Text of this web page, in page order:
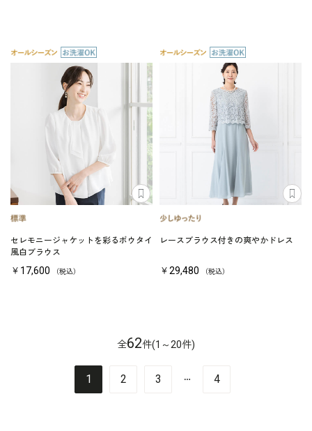
セレモニージャケットを彩るボウタイ
風白ブラウス
￥17,600 （税込）
レースブラウス付きの爽やかドレス
￥29,480 （税込）
全62件(1～20件)
1 2 3 4